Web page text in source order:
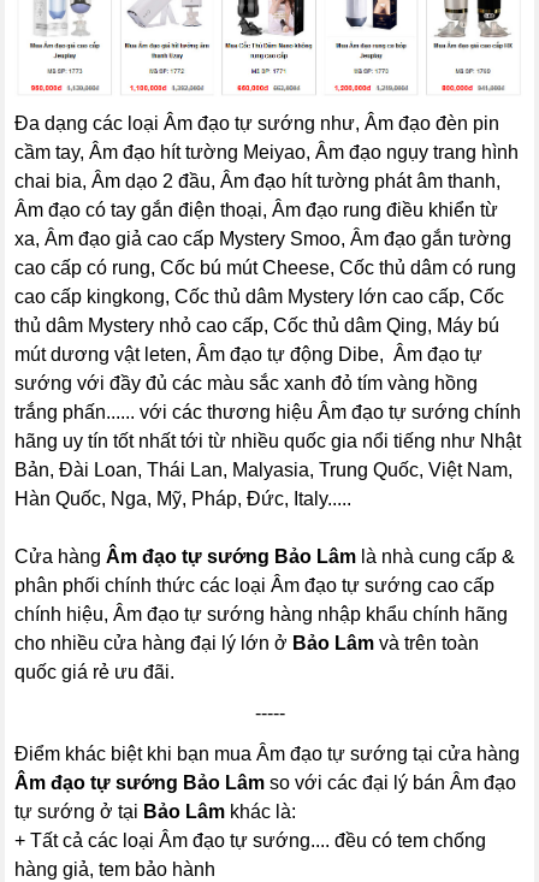
Đa dạng các loại Âm đạo tự sướng như, Âm đạo đèn pin
cầm tay, Âm đạo hít tường Meiyao, Âm đạo ngụy trang hình
chai bia, Âm dạo 2 đầu, Âm đạo hít tường phát âm thanh,
Âm đạo có tay gắn điện thoại, Âm đạo rung điều khiển từ
xa, Âm đạo giả cao cấp Mystery Smoo, Âm đạo gắn tường
cao cấp có rung, Cốc bú mút Cheese, Cốc thủ dâm có rung
cao cấp kingkong, Cốc thủ dâm Mystery lớn cao cấp, Cốc
thủ dâm Mystery nhỏ cao cấp, Cốc thủ dâm Qing, Máy bú
mút dương vật leten, Âm đạo tự động Dibe, Âm đạo tự
sướng với đầy đủ các màu sắc xanh đỏ tím vàng hồng
trắng phấn...... với các thương hiệu Âm đạo tự sướng chính
hãng uy tín tốt nhất tới từ nhiều quốc gia nổi tiếng như Nhật
Bản, Đài Loan, Thái Lan, Malyasia, Trung Quốc, Việt Nam,
Hàn Quốc, Nga, Mỹ, Pháp, Đức, Italy.....
Cửa hàngÂm đạo tự sướng Bảo Lâm là nhà cung cấp &
phân phối chính thức các loại Âm đạo tự sướng cao cấp
chính hiệu, Âm đạo tự sướng hàng nhập khẩu chính hãng
cho nhiều cửa hàng đại lý lớn ở Bảo Lâm và trên toàn
quốc giá rẻ ưu đãi.
-----
Điểm khác biệt khi bạn mua Âm đạo tự sướng tại cửa hàng
Âm đạo tự sướng Bảo Lâm so với các đại lý bán Âm đạo
tự sướng ở tại Bảo Lâm khác là:
+ Tất cả các loại Âm đạo tự sướng.... đều có tem chống
hàng giả, tem bảo hành